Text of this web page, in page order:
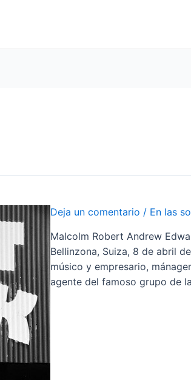
Deja un comentario / En las
Malcolm Robert Andrew
Bellinzona, Suiza, 8 de abril
músico y empresario,
agente del famoso grupo de